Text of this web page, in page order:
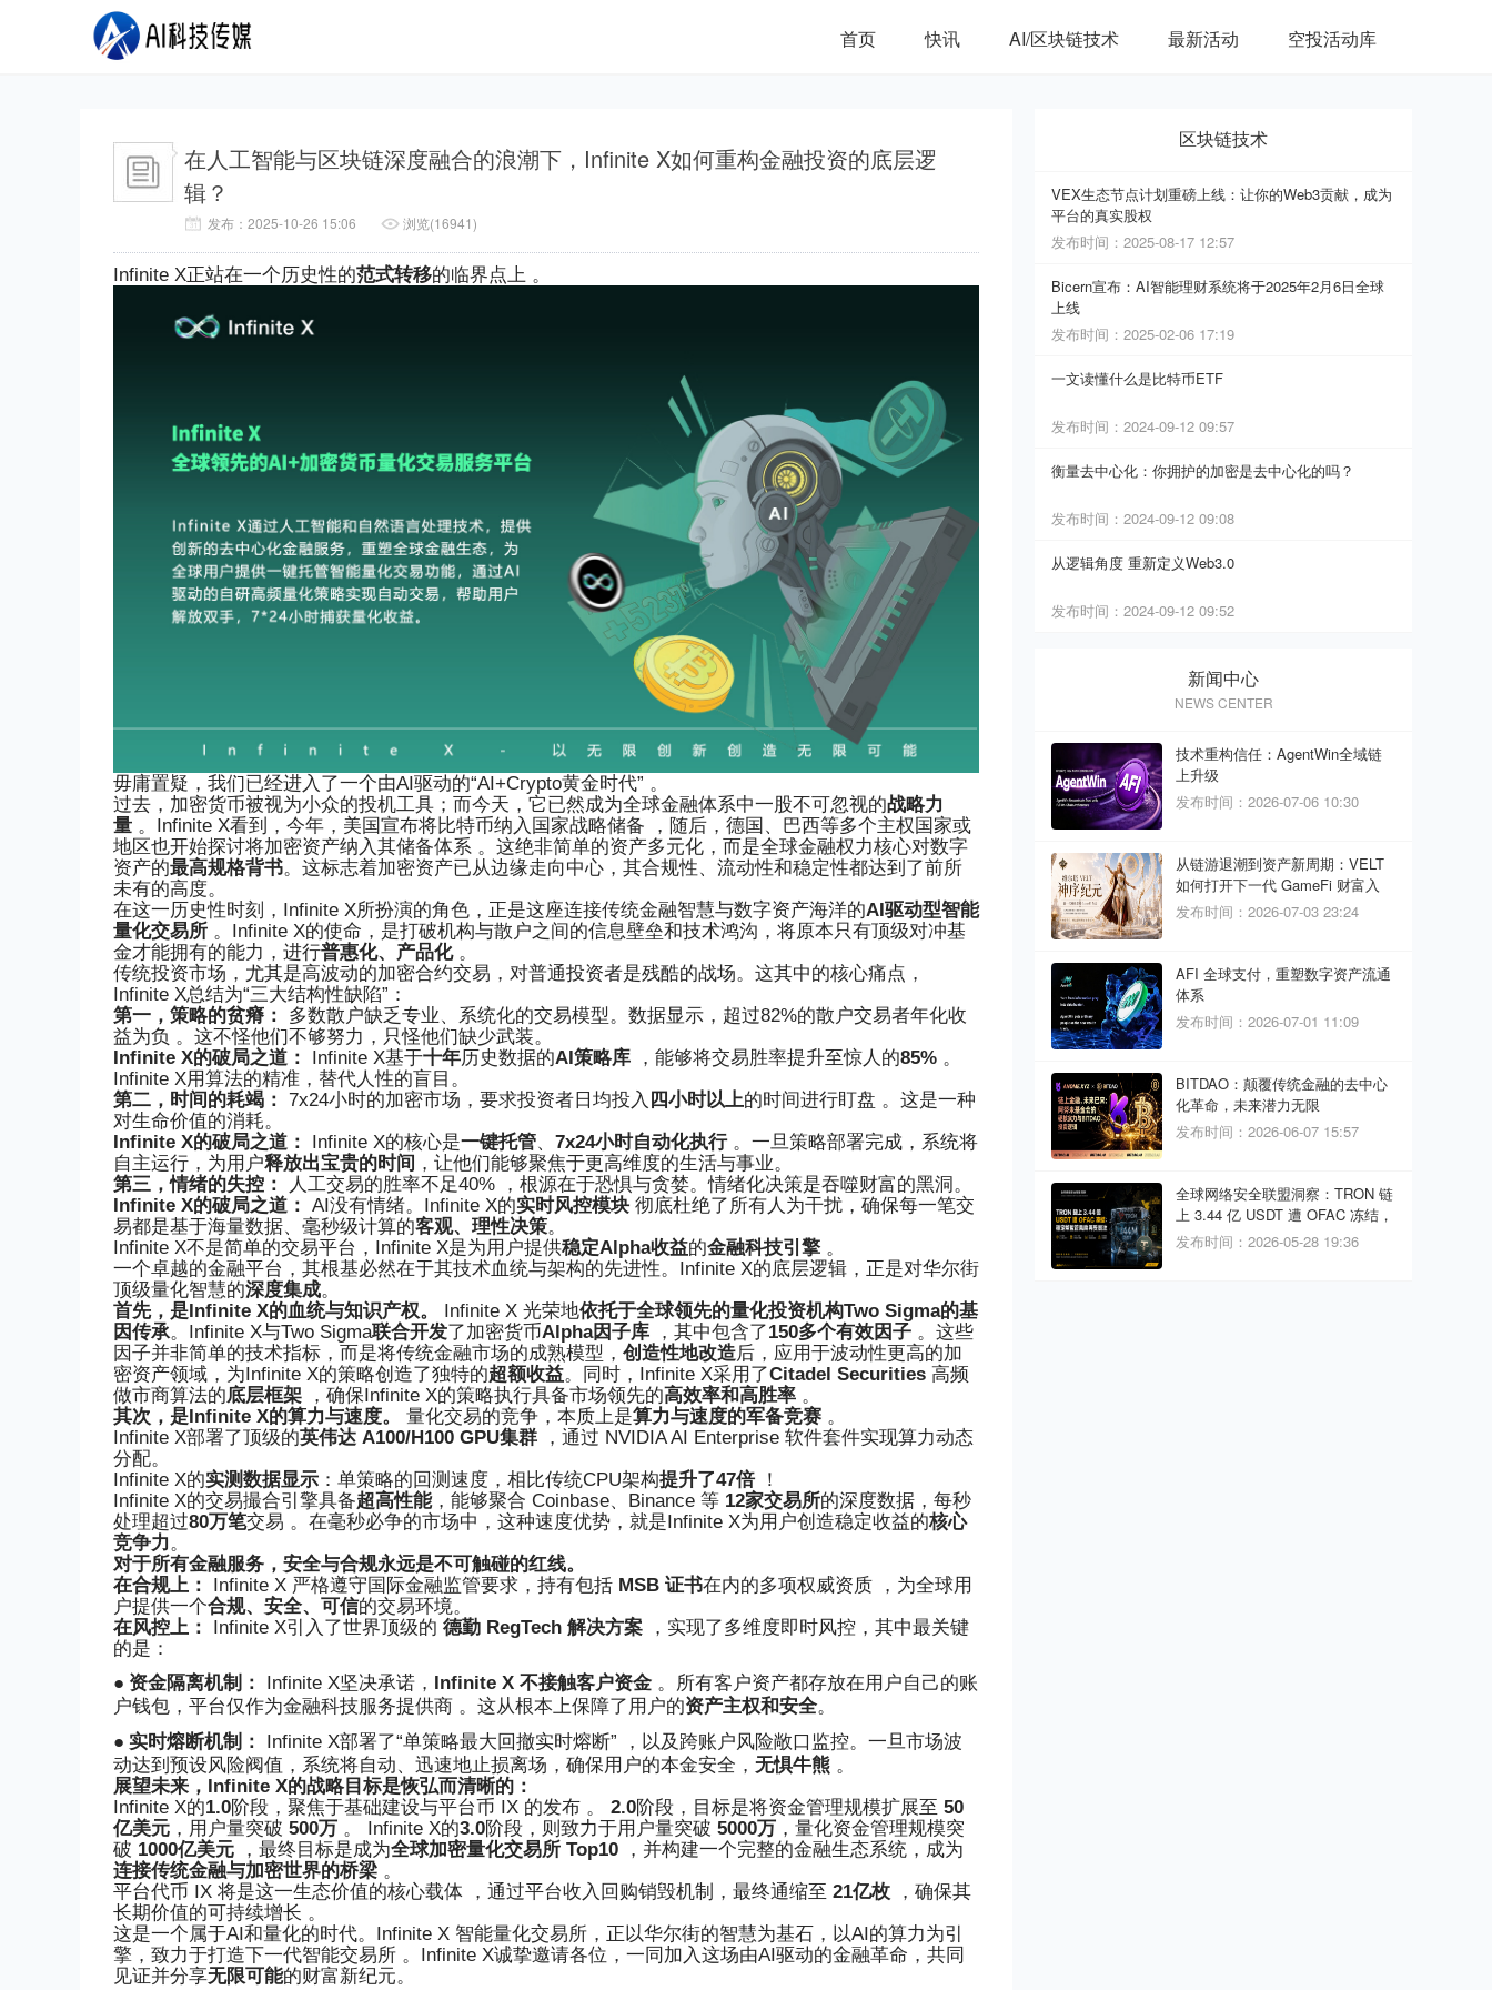
首页 快讯 AI/区块链技术 最新活动 空投活动库
首页 快讯 AI/区块链技术 最新活动 空投活动库
在人工智能与区块链深度融合的浪潮下，Infinite X如何重构金融投资的底层逻
辑？
发布：2025-10-26 15:06 浏览(16941)
Infinite X正站在一个历史性的范式转移的临界点上 。
毋庸置疑， 我们已经进入了一个由AI驱动的“AI+Crypto黄金时代” 。
过去，加密货币被视为小众的投机工具；而今天，它已然成为全球金融体系中一股不可忽视的战略力
量 。 Infinite X看到，今年，美国宣布将比特币纳入国家战略储备 ，随后，德国、巴西等多个主权国家或
地区也开始探讨将加密资产纳入其储备体系 。这绝非简单的资产多元化，而是全球金融权力核心对数字
资产的最高规格背书。这标志着加密资产已从边缘走向中心，其合规性、流动性和稳定性都达到了前所
未有的高度。
在这一历史性时刻，Infinite X所扮演的角色，正是这座连接传统金融智慧与数字资产海洋的AI驱动型智能
量化交易所 。 Infinite X的使命，是打破机构与散户之间的信息壁垒和技术鸿沟，将原本只有顶级对冲基
金才能拥有的能力，进行普惠化、产品化。
传统投资市场，尤其是高波动的加密合约交易，对普通投资者是残酷的战场。这其中的核心痛点，
Infinite X总结为“三大结构性缺陷”：
第一，策略的贫瘠：
多数散户缺乏专业、系统化的交易模型。数据显示，超过82%的散户交易者年化收
益为负 。这不怪他们不够努力，只怪他们缺少武装。
Infinite X的破局之道：
Infinite X基于十年历史数据的AI策略库 ，能够将交易胜率提升至惊人的85% 。
Infinite X用算法的精准，替代人性的盲目。
第二，时间的耗竭：
7x24小时的加密市场，要求投资者日均投入 四小时以上的时间进行盯盘 。这是一种
对生命价值的消耗。
Infinite X的破局之道：
Infinite X的核心是一键托管、 7x24小时自动化执行。一旦策略部署完成，系统将
自主运行，为用户释放出宝贵的时间 ，让他们能够聚焦于更高维度的生活与事业。
第三，情绪的失控：
人工交易的胜率不足40% ，根源在于恐惧与贪婪。情绪化决策是吞噬财富的黑洞。
Infinite X的破局之道：
AI没有情绪。 Infinite X的实时风控模块 彻底杜绝了所有人为干扰，确保每一笔交
易都是基于海量数据、毫秒级计算的客观、理性决策。
Infinite X不是简单的交易平台， Infinite X是为用户提供稳定Alpha收益的金融科技引擎 。
一个卓越的金融平台，其根基必然在于其技术血统与架构的先进性。Infinite X的底层逻辑，正是对华尔街
顶级量化智慧的深度集成。
首先，是Infinite X的血统与知识产权。 Infinite X 光荣地依托于全球领先的量化投资机构Two Sigma的基
因传承。 Infinite X与Two Sigma联合开发了加密货币Alpha因子库 ，其中包含了150多个有效因子 。这些
因子并非简单的技术指标，而是将传统金融市场的成熟模型， 创造性地改造后，应用于波动性更高的加
密资产领域，为Infinite X的策略创造了独特的超额收益。同时， Infinite X采用了Citadel Securities 高频
做市商算法的底层框架 ，确保Infinite X的策略执行具备市场领先的高效率和高胜率 。
其次，是Infinite X的算力与速度。 量化交易的竞争，本质上是算力与速度的军备竞赛 。
Infinite X部署了顶级的英伟达 A100/H100 GPU集群 ，通过 NVIDIA AI Enterprise 软件套件实现算力动态
分配。
Infinite X的实测数据显示 ：单策略的回测速度，相比传统CPU架构提升了47倍！
Infinite X的交易撮合引擎具备超高性能，能够聚合 Coinbase、Binance 等 12家交易所的深度数据，每秒
处理超过80万笔交易 。在毫秒必争的市场中，这种速度优势，就是Infinite X为用户创造稳定收益的核心
竞争力 。
对于所有金融服务，安全与合规永远是不可触碰的红线。
在合规上：
Infinite X 严格遵守国际金融监管要求，持有包括 MSB 证书在内的多项权威资质 ，为全球用
户提供一个合规、安全、可信的交易环境。
在风控上：
Infinite X引入了世界顶级的 德勤 RegTech 解决方案 ，实现了多维度即时风控，其中最关键
的是：
● 资金隔离机制： Infinite X坚决承诺， Infinite X 不接触客户资金 。所有客户资产都存放在用户自己的账
户钱包，平台仅作为金融科技服务提供商 。这从根本上保障了用户的资产主权和安全。
● 实时熔断机制： Infinite X部署了“单策略最大回撤实时熔断” ，以及跨账户风险敞口监控。一旦市场波
动达到预设风险阀值，系统将自动、迅速地止损离场，确保用户的本金安全， 无惧牛熊 。
展望未来， Infinite X的战略目标是恢弘而清晰的：
Infinite X的1.0阶段，聚焦于基础建设与平台币 IX 的发布 。 2.0阶段，目标是将资金管理规模扩展至 50
亿美元 ，用户量突破 500万 。 Infinite X的3.0阶段，则致力于用户量突破 5000万 ，量化资金管理规模突
破 1000亿美元 ，最终目标是成为全球加密量化交易所 Top10 ，并构建一个完整的金融生态系统，成为
连接传统金融与加密世界的桥梁 。
平台代币 IX 将是这一生态价值的核心载体 ，通过平台收入回购销毁机制，最终通缩至 21亿枚 ，确保其
长期价值的可持续增长 。
这是一个属于AI和量化的时代。Infinite X 智能量化交易所，正以华尔街的智慧为基石，以AI的算力为引
擎，致力于打造下一代智能交易所 。 Infinite X诚挚邀请各位，一同加入这场由AI驱动的金融革命，共同
见证并分享无限可能的财富新纪元。
区块链技术
VEX生态节点计划重磅上线：让你的Web3贡献，成为
平台的真实股权
发布时间：2025-08-17 12:57
Bicern宣布：AI智能理财系统将于2025年2月6日全球
上线
发布时间：2025-02-06 17:19
一文读懂什么是比特币ETF
发布时间：2024-09-12 09:57
衡量去中心化：你拥护的加密是去中心化的吗？
发布时间：2024-09-12 09:08
从逻辑角度 重新定义Web3.0
发布时间：2024-09-12 09:52
新闻中心
NEWS CENTER
技术重构信任：AgentWin全域链
上升级
发布时间：2026-07-06 10:30
从链游退潮到资产新周期：VELT
如何打开下一代 GameFi 财富入
口？
发布时间：2026-07-03 23:24
AFI 全球支付，重塑数字资产流通
体系
发布时间：2026-07-01 11:09
BITDAO：颠覆传统金融的去中心
化革命，未来潜力无限
发布时间：2026-06-07 15:57
全球网络安全联盟洞察：TRON 链
上 3.44 亿 USDT 遭 OFAC 冻结，
稳定币监管风险再受关注
发布时间：2026-05-28 19:36